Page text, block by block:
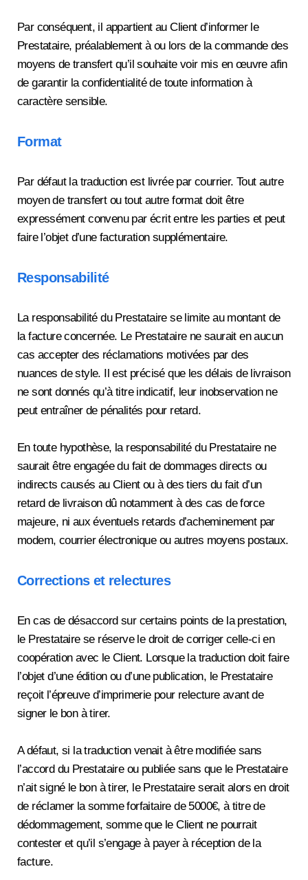
Par conséquent, il appartient au Client d’informer le
Prestataire, préalablement à ou lors de la commande des
moyens de transfert qu’il souhaite voir mis en œuvre afin
de garantir la confidentialité de toute information à
caractère sensible.
Format
Par défaut la traduction est livrée par courrier. Tout autre
moyen de transfert ou tout autre format doit être
expressément convenu par écrit entre les parties et peut
faire l’objet d’une facturation supplémentaire.
Responsabilité
La responsabilité du Prestataire se limite au montant de
la facture concernée. Le Prestataire ne saurait en aucun
cas accepter des réclamations motivées par des
nuances de style. Il est précisé que les délais de livraison
ne sont donnés qu’à titre indicatif, leur inobservation ne
peut entraîner de pénalités pour retard.
En toute hypothèse, la responsabilité du Prestataire ne
saurait être engagée du fait de dommages directs ou
indirects causés au Client ou à des tiers du fait d’un
retard de livraison dû notamment à des cas de force
majeure, ni aux éventuels retards d’acheminement par
modem, courrier électronique ou autres moyens postaux.
Corrections et relectures
En cas de désaccord sur certains points de la prestation,
le Prestataire se réserve le droit de corriger celle-ci en
coopération avec le Client. Lorsque la traduction doit faire
l’objet d’une édition ou d’une publication, le Prestataire
reçoit l’épreuve d’imprimerie pour relecture avant de
signer le bon à tirer.
A défaut, si la traduction venait à être modifiée sans
l’accord du Prestataire ou publiée sans que le Prestataire
n’ait signé le bon à tirer, le Prestataire serait alors en droit
de réclamer la somme forfaitaire de 5000€, à titre de
dédommagement, somme que le Client ne pourrait
contester et qu’il s’engage à payer à réception de la
facture.